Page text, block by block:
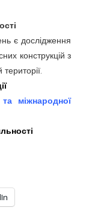
є дослідження
конструкцій з
міжнародної